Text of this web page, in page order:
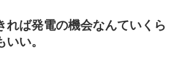
れば発電の機会なんていくら
い。